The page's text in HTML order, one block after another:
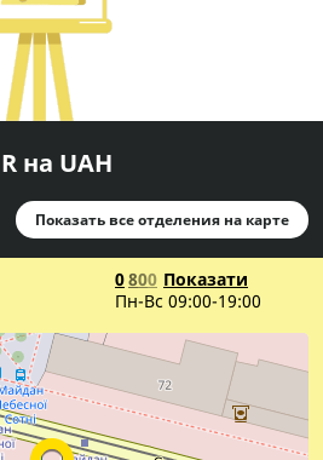
на UAH
Показать все отделения на карте
0800 Показати
Пн-Вс 09:00-19:00